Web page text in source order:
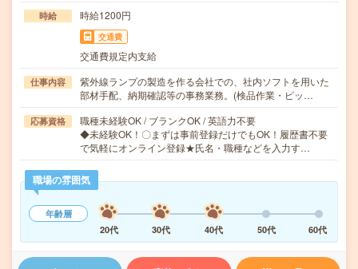
時給 時給1200円
交通費
交通費規定内支給
仕事内容
紫外線ランプの製造を作る会社での、社内ソフトを用いた
部材手配、納期確認等の事務業務。(検品作業・ピッ…
応募資格
職種未経験OK / ブランクOK / 英語力不要
◆未経験OK！〇まずは事前登録だけでもOK！履歴書不要
で気軽にオンライン登録★氏名・職種などを入力す…
職場の雰囲気
年齢層
20代
30代 40代 50代 60代